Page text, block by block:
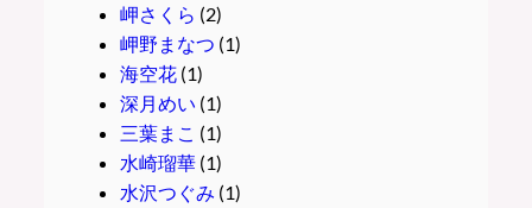
岬さくら (2)
岬野まなつ (1)
海空花(1)
深月めい (1)
三葉まこ (1)
水崎瑠華(1)
水沢つぐみ (1)